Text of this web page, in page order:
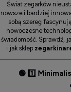
Świat zegarków
nowsze i bardziej
sobą szereg
nowoczesne
świadomość. Sprawdź,
i jak sklep
🟢 1️⃣